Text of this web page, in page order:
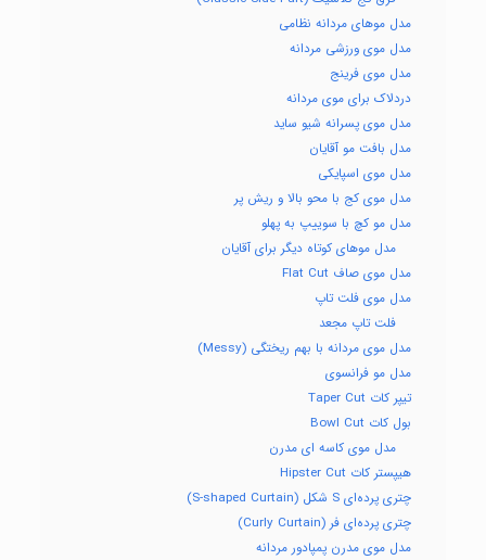
مدل موهای مردانه نظامی
مدل موی ورزشی مردانه
مدل موی فرینج
دردلاک برای موی مردانه
مدل موی پسرانه شیو ساید
مدل بافت مو آقایان
مدل موی اسپایکی
مدل موی کج با محو بالا و ریش پر
مدل مو کچ با سوییپ به پهلو
مدل موهای کوتاه دیگر برای آقایان
مدل موی صاف Flat Cut
مدل موی فلت تاپ
فلت تاپ مجعد
مدل موی مردانه با بهم ریختگی (Messy)
مدل مو فرانسوی
تیپر کات Taper Cut
بول کات Bowl Cut
مدل موی کاسه ای مدرن
هیپستر کات Hipster Cut
چتری پرده‌ای S شکل (S-shaped Curtain)
چتری پرده‌ای فر (Curly Curtain)
مدل موی مدرن پمپادور مردانه